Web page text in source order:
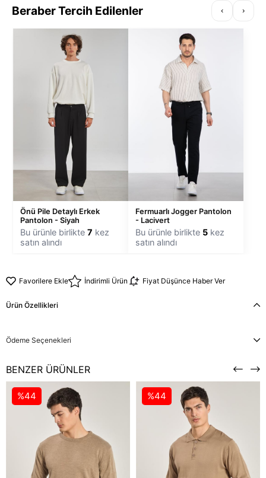
Beraber Tercih Edilenler ‹ ›
Önü Pile Detaylı Erkek
Pantolon - Siyah
Bu ürünle birlikte 7 kez
satın alındı
Fermuarlı Jogger Pantolon
- Lacivert
Bu ürünle birlikte 5kez
satın alındı
Favorilere Ekle İndirimli Ürün Fiyat Düşünce Haber Ver
Ürün Özellikleri
Ödeme Seçenekleri
BENZER ÜRÜNLER
%44 %44